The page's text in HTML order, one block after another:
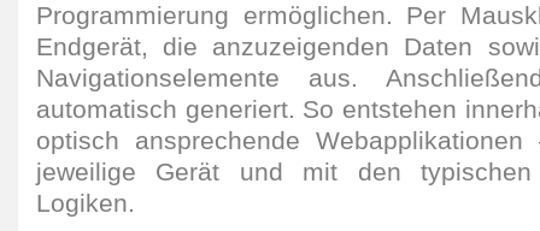
Programmierung ermöglichen. Per
Endgerät, die anzuzeigenden Daten
Navigationselemente aus.
automatisch generiert. So entstehen
optisch ansprechende
jeweilige Gerät und mit den typischen
Logiken.